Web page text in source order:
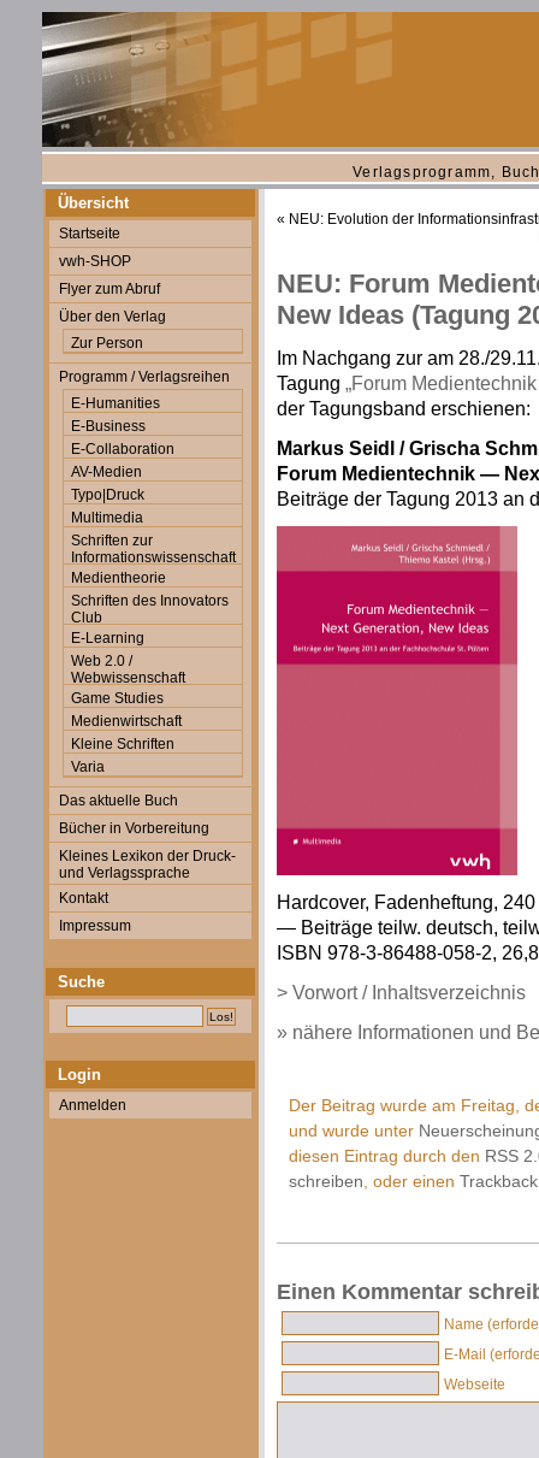
Verlagsprogramm,
Übersicht
Startseite
vwh-SHOP
Flyer zum Abruf
Über den Verlag
Zur Person
Programm / Verlagsreihen
E-Humanities
E-Business
E-Collaboration
AV-Medien
Typo|Druck
Multimedia
Schriften zur
Informationswissenschaft
Medientheorie
Schriften des Innovators
Club
E-Learning
Web 2.0 /
Webwissenschaft
Game Studies
Medienwirtschaft
Kleine Schriften
Varia
Das aktuelle Buch
Bücher in Vorbereitung
Kleines Lexikon der Druck-
und Verlagssprache
Kontakt
Impressum
Suche
Login
Anmelden
« NEU: Evolution der
NEU: Forum
New Ideas (Tagung
Im Nachgang zur am 28./
Tagung „Forum Medientechnik
der Tagungsband erschienen:
Markus Seidl / Grischa
Forum Medientechnik —
Beiträge der Tagung 2013 an
Hardcover, Fadenheftung,
— Beiträge teilw. deutsch,
ISBN 978-3-86488-058-2,
> Vorwort / Inhaltsverzeichnis
» nähere Informationen und
Der Beitrag wurde am Freitag,
und wurde unter
diesen Eintrag durch den RSS
schreiben , oder einen Trackback
Einen Kommentar
Name
E-Mail
Webseite